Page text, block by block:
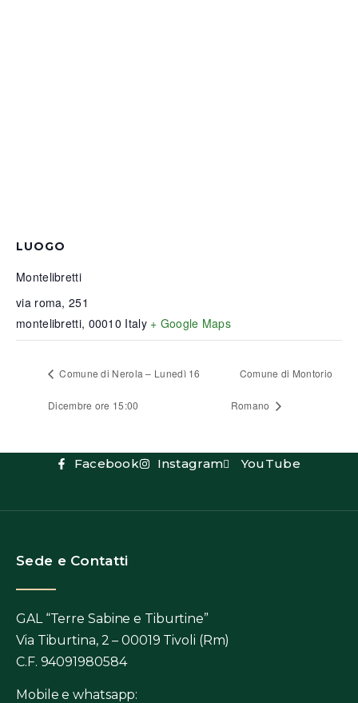
LUOGO
Montelibretti
via roma, 251
montelibretti, 00010 Italy + Google Maps
Comune di Nerola – Lunedì 16
Dicembre ore 15:00
Comune di Montorio
Romano
Facebook Instagram YouTube
Sede e Contatti
GAL “Terre Sabine e Tiburtine”
Via Tiburtina, 2 – 00019 Tivoli (Rm)
C.F. 94091980584
Mobile e whatsapp: